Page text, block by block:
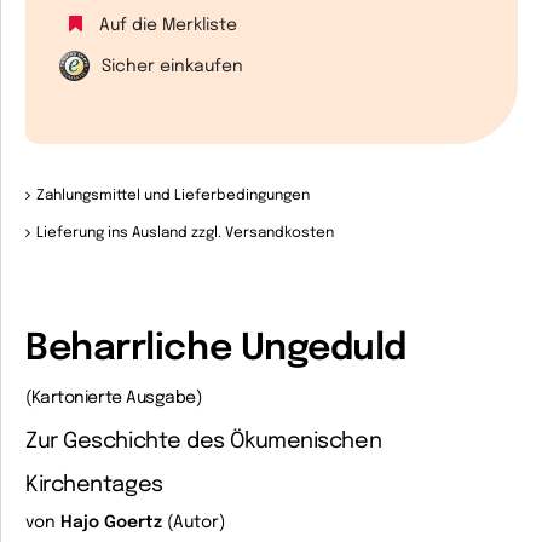
Auf die Merkliste
Sicher einkaufen
Zahlungsmittel und Lieferbedingungen
Lieferung ins Ausland zzgl. Versandkosten
Beharrliche Ungeduld
(Kartonierte Ausgabe)
Zur Geschichte des Ökumenischen
Kirchentages
von Hajo Goertz (Autor)